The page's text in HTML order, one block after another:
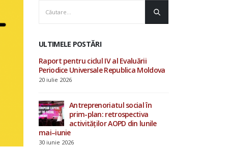
ULTIMELE POSTĂRI
Moldova
în
lunile
AOPD contribuie la
consultările ONU privind
drepturile omului și procesul
Investiții în starea de bine a
specialiștilor din sistemul de
protecție socială